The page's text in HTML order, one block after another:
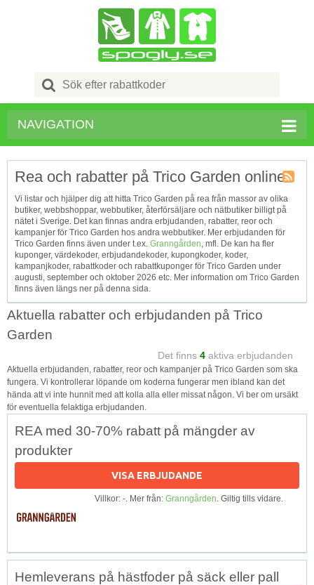
Search
for:
NAVIGATION
Tagg
Rea och rabatter på Trico Garden online
Vi listar och hjälper dig att hitta Trico Garden på rea från massor av olika
butiker, webbshoppar, webbutiker, återförsäljare och nätbutiker billigt på
nätet i Sverige. Det kan finnas andra erbjudanden, rabatter, reor och
kampanjer för Trico Garden hos andra webbutiker. Mer erbjudanden för
Trico Garden finns även under t.ex. Granngården, mfl. De kan ha fler
kuponger, värdekoder, erbjudandekoder, kupongkoder, koder,
kampanjkoder, rabattkoder och rabattkuponger för Trico Garden under
augusti, september och oktober 2026 etc. Mer information om Trico Garden
finns även längs ner på denna sida.
Aktuella rabatter och erbjudanden på Trico
Garden
Det finns 4 aktiva erbjudanden
Aktuella erbjudanden, rabatter, reor och kampanjer på Trico Garden som ska
fungera. Vi kontrollerar löpande om koderna fungerar men ibland kan det
hända att vi inte hunnit med att kolla alla eller missat någon. Vi ber om ursäkt
för eventuella felaktiga erbjudanden.
REA med 30-70% rabatt på mängder av
produkter
VISA ERBJUDANDE
Villkor: -. Mer från: Granngården. Giltig tills vidare.
Hemleverans på hästfoder på säck eller pall